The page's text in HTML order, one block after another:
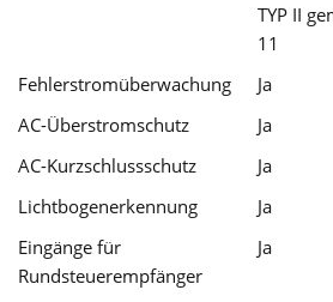
TYP II
11
Fehlerstromüberwachung
Ja
AC-Überstromschutz
Ja
AC-Kurzschlussschutz
Ja
Lichtbogenerkennung
Ja
Eingänge für
Rundsteuerempfänger
Ja